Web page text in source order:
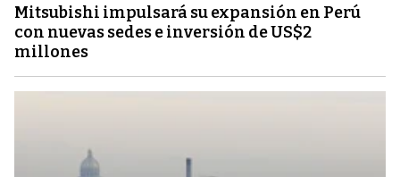
Mitsubishi impulsará su expansión en Perú
con nuevas sedes e inversión de US$2
millones